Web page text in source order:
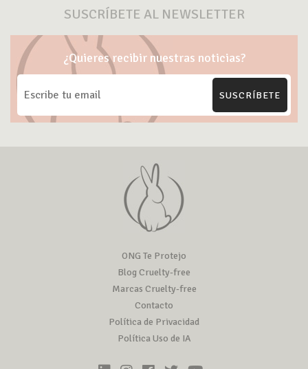
SUSCRÍBETE AL NEWSLETTER
¿Quieres recibir nuestras noticias?
SUSCRÍBETE
ONG Te Protejo
Blog Cruelty-free
Marcas Cruelty-free
Contacto
Política de Privacidad
Política Uso de IA